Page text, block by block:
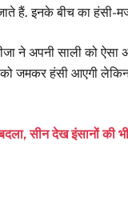
हैं. इनके बीच का हंसी-
ने अपनी साली को ऐसा
जमकर हंसी आएगी
सीन देख इंसानों की